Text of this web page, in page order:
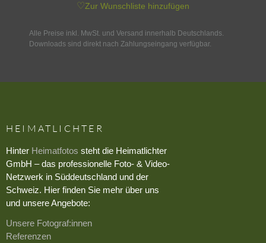
♡Zur Wunschliste hinzufügen
Alle Preise inkl. MwSt. und Versand innerhalb Deutschlands.
Downloads sind direkt nach Zahlungseingang verfügbar.
HEIMATLICHTER
Hinter Heimatfotos steht die Heimatlichter
GmbH – das professionelle Foto- & Video-
Netzwerk in Süddeutschland und der
Schweiz. Hier finden Sie mehr über uns
und unsere Angebote:
Unsere Fotograf:innen
Referenzen